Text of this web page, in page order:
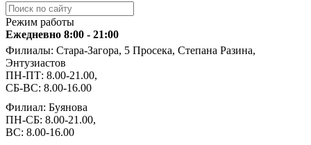
Режим работы
Ежедневно 8:00 - 21:00
Филиалы: Стара-Загора, 5 Просека, Степана Разина,
Энтузиастов
ПН-ПТ: 8.00-21.00,
СБ-ВС: 8.00-16.00
Филиал: Буянова
ПН-СБ: 8.00-21.00,
ВС: 8.00-16.00